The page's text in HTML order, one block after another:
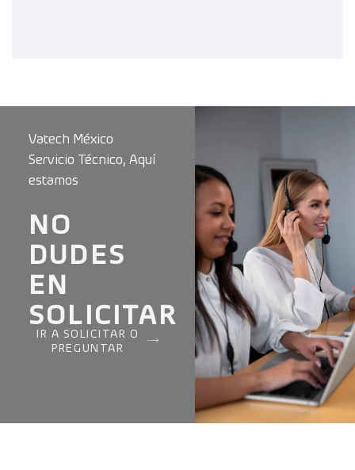
Vatech México
Servicio Técnico, Aquí
estamos
NO
DUDES
EN
SOLICITAR
IR A SOLICITAR O
PREGUNTAR